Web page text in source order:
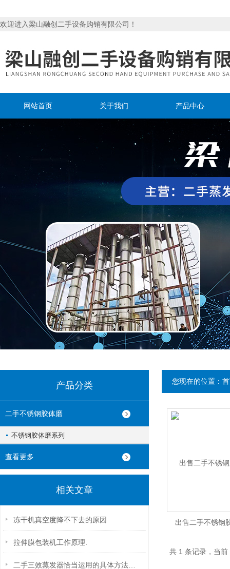
欢迎进入梁山融创二手设备购销有限公司！
网站首页 关于我们 产品中心
产品分类
二手不锈钢胶体磨
不锈钢胶体磨系列
查看更多
相关文章
冻干机真空度降不下去的原因
拉伸膜包装机工作原理.
您现在的位置：
出售二手不锈钢
共 1 条记录，当